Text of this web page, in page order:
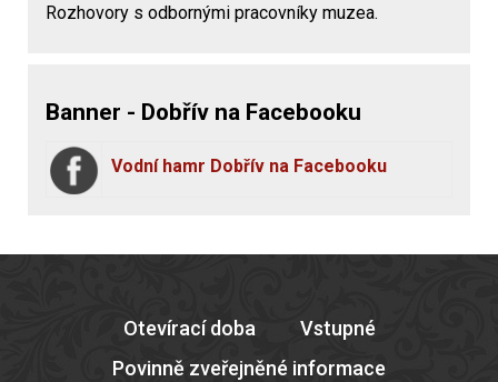
Rozhovory s odbornými pracovníky muzea.
Banner - Dobřív na Facebooku
Vodní hamr Dobřív na Facebooku
Otevírací doba
Vstupné
Povinně zveřejněné informace